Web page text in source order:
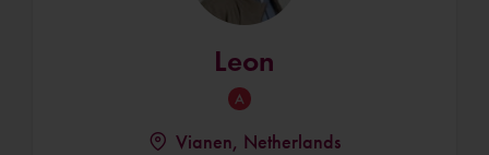
Leon
Vianen, Netherlands